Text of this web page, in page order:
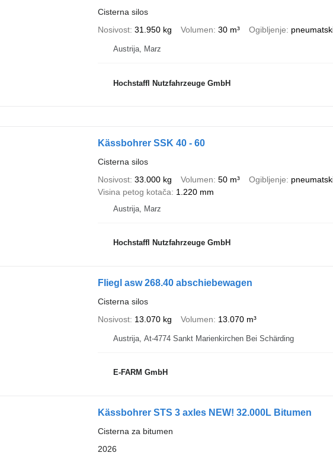
Cisterna silos
Nosivost 31.950 kg Volumen 30 m³ Ogibljenje
Austrija, Marz
Hochstaffl Nutzfahrzeuge GmbH
Kässbohrer SSK 40 - 60
Cisterna silos
Nosivost 33.000 kg Volumen 50 m³ Ogibljenje
Visina petog kotača
1.220 mm
Austrija, Marz
Hochstaffl Nutzfahrzeuge GmbH
Fliegl asw 268.40 abschiebewagen
Cisterna silos
Nosivost 13.070 kg Volumen 13.070 m³
Austrija, At-4774 Sankt Marienkirchen Bei Schärding
E-FARM GmbH
Kässbohrer STS 3 axles NEW! 32.000L Bitumen
Cisterna za bitumen
2026